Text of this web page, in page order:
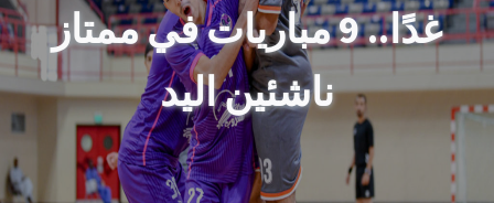
غدًا.. 9 مباريات في ممتاز
ناشئين اليد